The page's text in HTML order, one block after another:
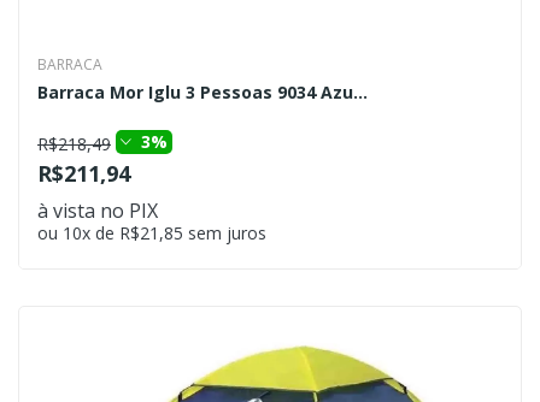
BARRACA
Barraca Mor Iglu 3 Pessoas 9034 Azu...
R$218,49 3%
R$211,94
à vista no PIX
ou 10x de R$21,85 sem juros